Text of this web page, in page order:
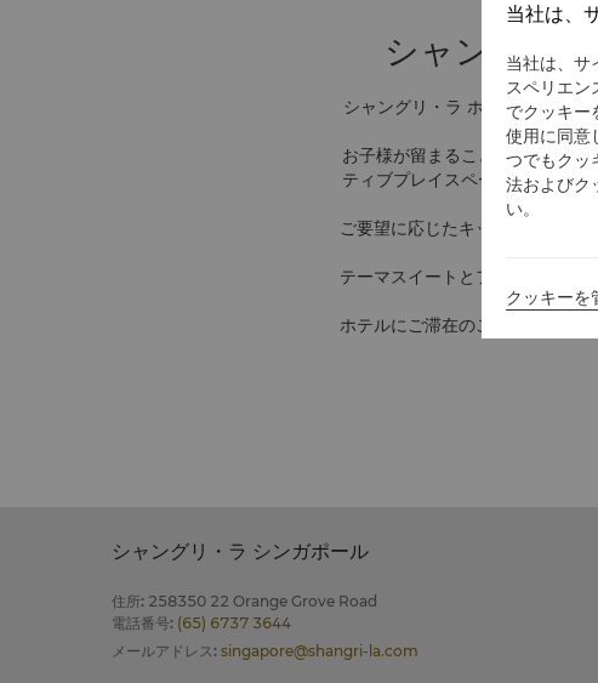
シャングリ
シャングリ・ラ ホテル シンガ
お子様が留まることなくアクテ
ティブプレイスペースから、2
ご要望に応じたキッズミールプ
テーマスイートとファミリーデ
ホテルにご滞在のご家族のお客
シャングリ・ラ シンガポール
住所: 258350 22 Orange Grove Road
電話番号: (65) 6737 3644
メールアドレス: singapore@shangri-la.com
当社は、
当社は、サ
スペリエン
でクッキー
使用に同意
つでもクッ
法およびク
い。
クッキーを